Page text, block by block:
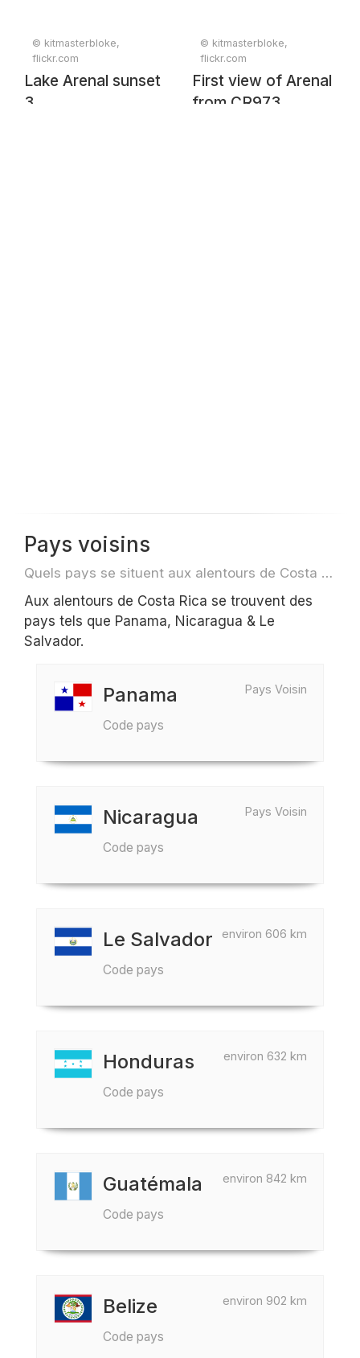
© kitmasterbloke,
flickr.com
Lake Arenal sunset
3
© kitmasterbloke,
flickr.com
First view of Arenal
from CR973
Pays voisins
Quels pays se situent aux alentours de Costa Rica par exemple pour des voyage ou des vols
Aux alentours de Costa Rica se trouvent des
pays tels que Panama, Nicaragua & Le
Salvador.
Pays Voisin
Panama
Code pays
Pays Voisin
Nicaragua
Code pays
environ 606 km
Le Salvador
Code pays
environ 632 km
Honduras
Code pays
environ 842 km
Guatémala
Code pays
environ 902 km
Belize
Code pays